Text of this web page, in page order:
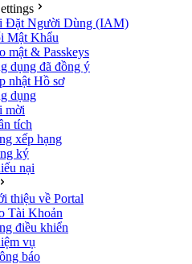
Đặt Người Dùng (IAM)
Mật Khẩu
mật & Passkeys
dụng đã đồng ý
nhật Hồ sơ
dụng
mời
tích
xếp hạng
ký
nại
thiệu về Portal
Tài Khoản
điều khiển
vụ
báo